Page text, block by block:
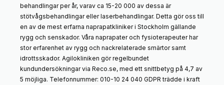
behandlingar per år, varav ca 15-20 000 av dessa är
stötvågsbehandlingar eller laserbehandlingar. Detta gör oss till
en av de mest erfarna naprapatkliniker i Stockholm gällande
rygg och senskador. Våra naprapater och fysioterapeuter har
stor erfarenhet av rygg och nackrelaterade smärtor samt
idrottsskador. Agilokliniken gör regelbundet
kundundersökningar via Reco.se, med ett snittbetyg på 4,7 av
5 möjliga. Telefonnummer: 010-10 24 040 GDPR trädde i kraft